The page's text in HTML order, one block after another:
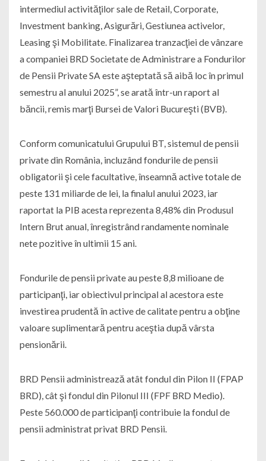
intermediul activităţilor sale de Retail, Corporate,
Investment banking, Asigurări, Gestiunea activelor,
Leasing şi Mobilitate. Finalizarea tranzacţiei de vânzare
a companiei BRD Societate de Administrare a Fondurilor
de Pensii Private SA este aşteptată să aibă loc în primul
semestru al anului 2025”, se arată într-un raport al
băncii, remis marţi Bursei de Valori Bucureşti (BVB).
Conform comunicatului Grupului BT, sistemul de pensii
private din România, incluzând fondurile de pensii
obligatorii şi cele facultative, înseamnă active totale de
peste 131 miliarde de lei, la finalul anului 2023, iar
raportat la PIB acesta reprezenta 8,48% din Produsul
Intern Brut anual, înregistrând randamente nominale
nete pozitive în ultimii 15 ani.
Fondurile de pensii private au peste 8,8 milioane de
participanţi, iar obiectivul principal al acestora este
investirea prudentă în active de calitate pentru a obţine
valoare suplimentară pentru aceştia după vârsta
pensionării.
BRD Pensii administrează atât fondul din Pilon II (FPAP
BRD), cât şi fondul din Pilonul III (FPF BRD Medio).
Peste 560.000 de participanţi contribuie la fondul de
pensii administrat privat BRD Pensii.